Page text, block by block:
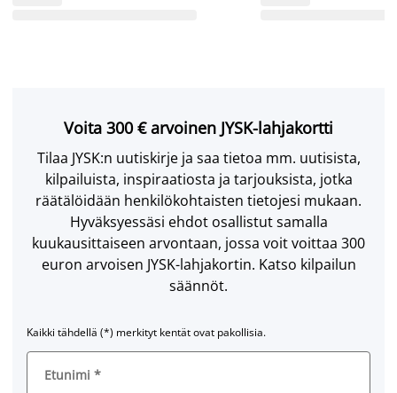
Voita 300 € arvoinen JYSK-lahjakortti
Tilaa JYSK:n uutiskirje ja saa tietoa mm. uutisista,
kilpailuista, inspiraatiosta ja tarjouksista, jotka
räätälöidään henkilökohtaisten tietojesi mukaan.
Hyväksyessäsi ehdot osallistut samalla
kuukausittaiseen arvontaan, jossa voit voittaa 300
euron arvoisen JYSK-lahjakortin. Katso kilpailun
säännöt.
Kaikki tähdellä (*) merkityt kentät ovat pakollisia.
Etunimi *